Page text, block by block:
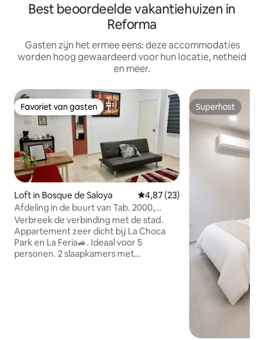
Best beoordeelde vakantiehuizen in
Reforma
Gasten zijn het ermee eens: deze accommodaties
worden hoog gewaardeerd voor hun locatie, netheid
en meer.
Favoriet van gasten
Favoriet van gasten
Loft in Bosque de Saloya Gemiddelde beoordeling van
4,87 (23)
Afdeling in de buurt van Tab. 2000,
Tabasco Park, CTA PMEX
Verbreek de verbinding met de stad.
Appartement zeer dicht bij La Choca
Park en La Feria🚙. Ideaal voor 5
personen. 2 slaapkamers met
Superhost
Superhost